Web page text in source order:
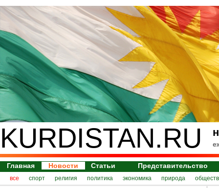
KURDISTAN.RU
Главная Новости Статьи Представительство
все спорт религия политика экономика природа